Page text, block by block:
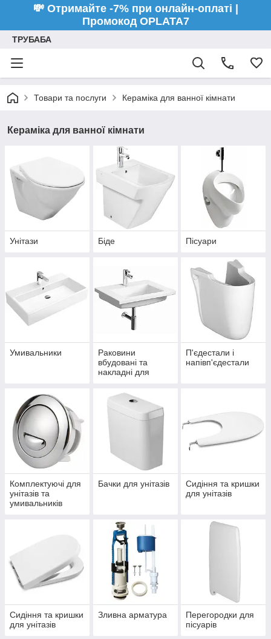
💸 Отримайте -7% при онлайн-оплаті |
Промокод OPLATA7
ТРУБАБА
Товари та послуги Кераміка для ванної кімнати
Кераміка для ванної кімнати
Унітази Біде Пісуари
Умивальники
Раковини
вбудовані та
накладні для
П'єдестали і
напівп'єдестали
Комплектуючі для
унітазів та
умивальників
Бачки для унітазів
Сидіння та кришки
для унітазів
Сидіння та кришки
для унітазів
Зливна арматура
Перегородки для
пісуарів